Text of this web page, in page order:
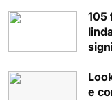
105
e